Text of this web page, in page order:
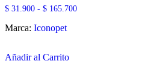
$ 31.900 - $ 165.700Rango
Marca: Iconopet
Añadir al Carritoproducto